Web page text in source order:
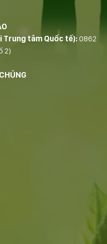
tâm Quốc tế):0862
2)